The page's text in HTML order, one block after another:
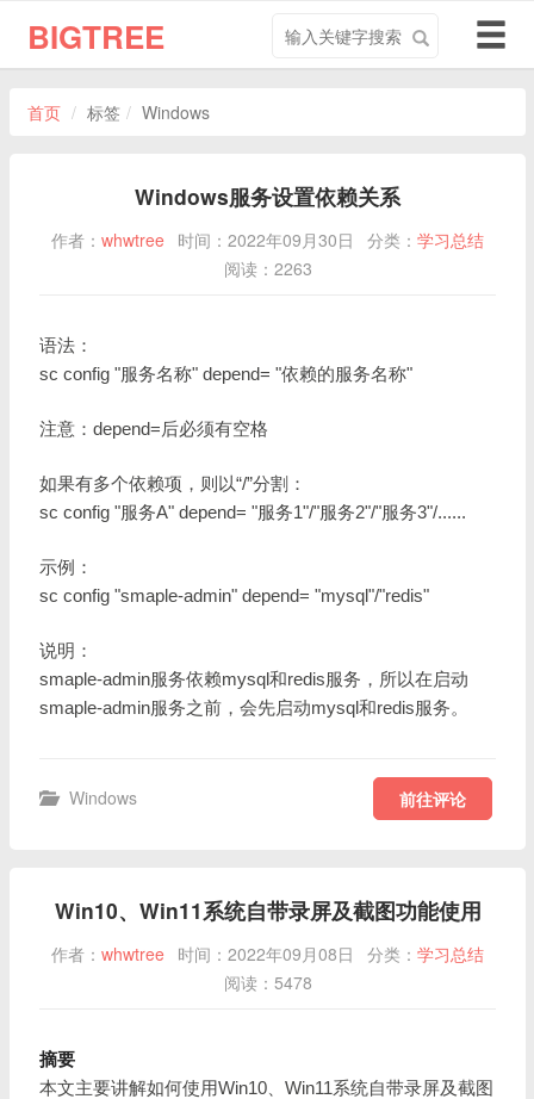
BIGTREE
关
导
航
切
首页 标签 Windows
Windows服务设置依赖关系
作者： whwtree 时间：2022年09月30日 分类： 学习总结
阅读：2263
语法：
sc config "服务名称" depend= "依赖的服务名称"
注意：depend=后必须有空格
如果有多个依赖项，则以“/”分割：
sc config "服务A" depend= "服务1"/"服务2"/"服务3"/......
示例：
sc config "smaple-admin" depend= "mysql"/"redis"
说明：
smaple-admin服务依赖mysql和redis服务，所以在启动
smaple-admin服务之前，会先启动mysql和redis服务。
Windows 前往评论
Win10、Win11系统自带录屏及截图功能使用
作者： whwtree 时间：2022年09月08日 分类： 学习总结
阅读：5478
摘要
本文主要讲解如何使用Win10、Win11系统自带录屏及截图